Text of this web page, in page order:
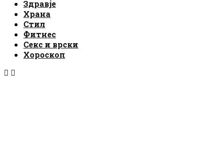
Здравје
Храна
Стил
Фитнес
Секс и врски
Хороскоп